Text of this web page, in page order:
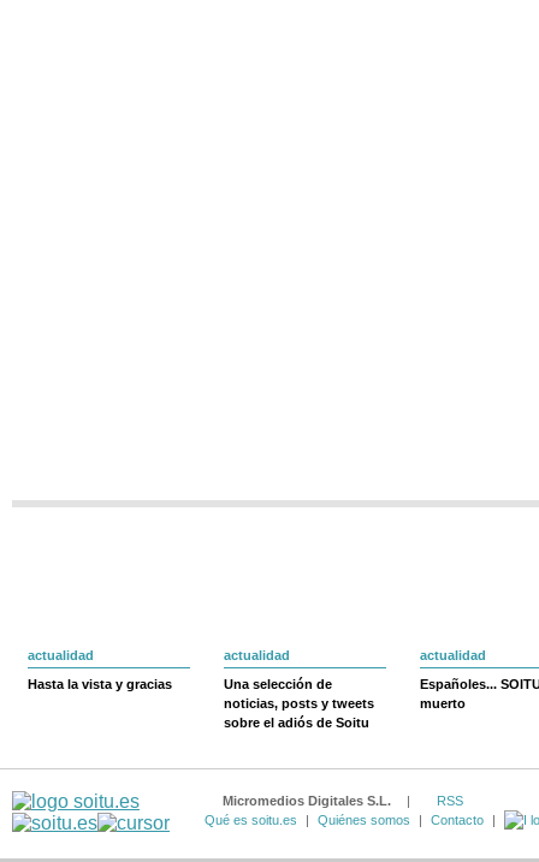
actualidad
Hasta la vista y gracias
actualidad
Una selección de
noticias, posts y tweets
sobre el adiós de Soitu
actualidad
Españoles...
muerto
Micromedios Digitales S.L. |
RSS
Qué es soitu.es
| Quiénes somos | Contacto |